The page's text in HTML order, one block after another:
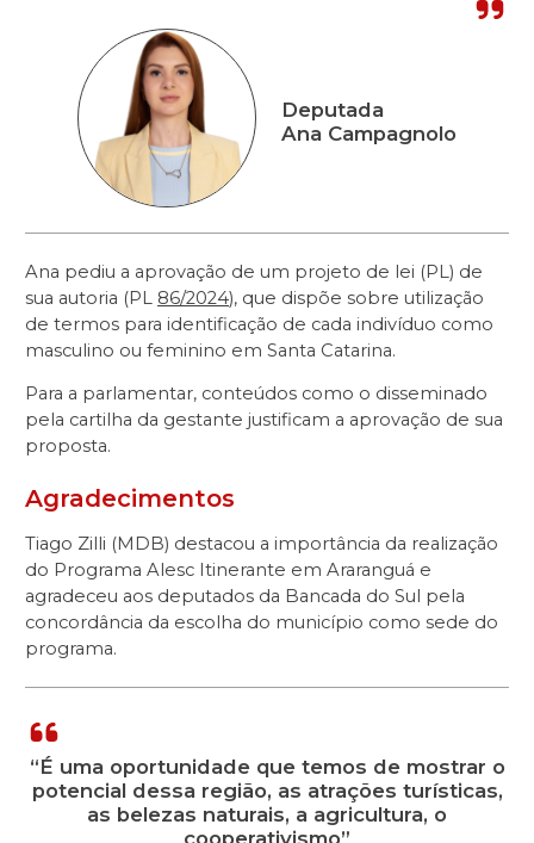
Deputada
Ana Campagnolo
Ana pediu a aprovação de um projeto de lei (PL) de
sua autoria (PL 86/2024), que dispõe sobre utilização
de termos para identificação de cada indivíduo como
masculino ou feminino em Santa Catarina.
Para a parlamentar, conteúdos como o disseminado
pela cartilha da gestante justificam a aprovação de sua
proposta.
Agradecimentos
Tiago Zilli (MDB) destacou a importância da realização
do Programa Alesc Itinerante em Araranguá e
agradeceu aos deputados da Bancada do Sul pela
concordância da escolha do município como sede do
programa.
“É uma oportunidade que temos de mostrar o
potencial dessa região, as atrações turísticas,
as belezas naturais, a agricultura, o